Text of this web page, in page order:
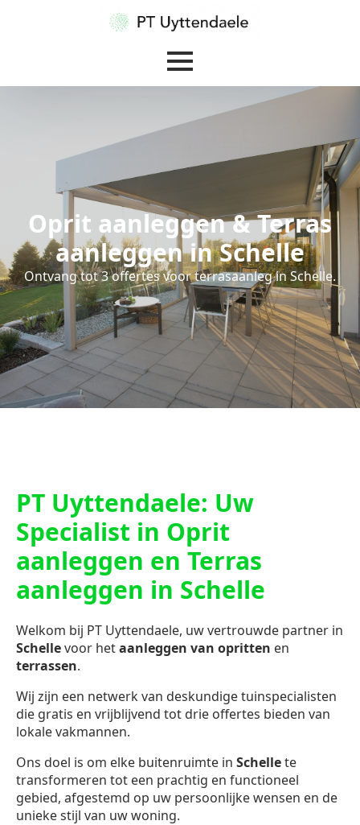
Oprit aanleggen & Terras
aanleggen in Schelle
Ontvang tot 3 offertes voor terrasaanleg in Schelle.
PT Uyttendaele: Uw
Specialist in Oprit
aanleggen en Terras
aanleggen in Schelle
Welkom bij PT Uyttendaele, uw vertrouwde partner in
Schellevoor hetaanleggen van opritten en
terrassen.
Wij zijn een netwerk van deskundige tuinspecialisten
die gratis en vrijblijvend tot drie offertes bieden van
lokale vakmannen.
Ons doel is om elke buitenruimte in Schellete
transformeren tot een prachtig en functioneel
gebied, afgestemd op uw persoonlijke wensen en de
unieke stijl van uw woning.